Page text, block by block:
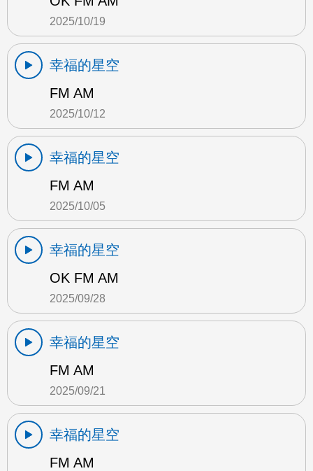
2025/10/19
幸福的星空
FM AM
2025/10/12
幸福的星空
FM AM
2025/10/05
幸福的星空
OK FM AM
2025/09/28
幸福的星空
FM AM
2025/09/21
幸福的星空
FM AM